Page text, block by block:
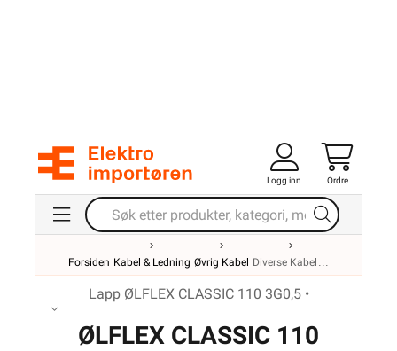
Logg inn Ordre
Forsiden Kabel & Ledning Øvrig Kabel Diverse Kabel
Lapp ØLFLEX CLASSIC 110 3G0,5 •
ØLFLEX CLASSIC 110